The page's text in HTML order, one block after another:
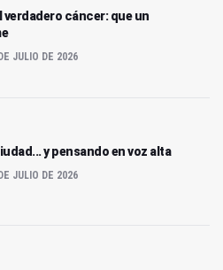
verdadero cáncer: que un
JULIO DE 2026
y pensando en voz alta
JULIO DE 2026